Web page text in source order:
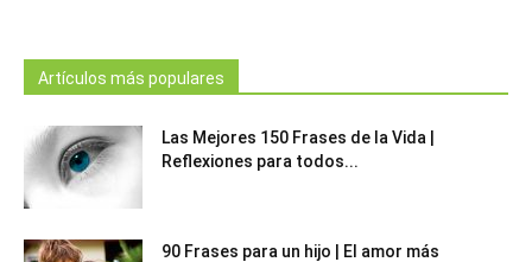
Artículos más populares
Las Mejores 150 Frases de la Vida |
Reflexiones para todos...
90 Frases para un hijo | El amor más